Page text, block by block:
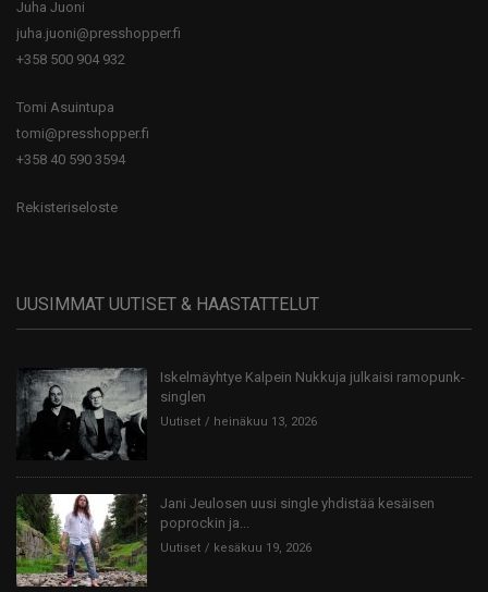
Juha Juoni
juha.juoni@presshopper.fi
+358 500 904 932
Tomi Asuintupa
tomi@presshopper.fi
+358 40 590 3594
Rekisteriseloste
UUSIMMAT UUTISET & HAASTATTELUT
Iskelmäyhtye Kalpein Nukkuja julkaisi ramopunk-
singlen
Uutiset heinäkuu 13, 2026
Jani Jeulosen uusi single yhdistää kesäisen
poprockin ja...
Uutiset kesäkuu 19, 2026